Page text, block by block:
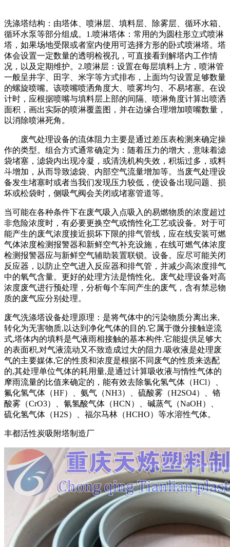
洗涤塔结构：由塔体、喷淋层、填料层、除雾层、循环水箱、
循环水泵等部分组成。1.喷淋塔体：常用的为圆柱形立式喷淋
塔，如果场地受限或者室内使用可选择方形的卧式喷淋塔。塔
体会设置一定数量的透明检视孔，可直接看到解塔内工作情
况，以及定期维护。2.喷淋层：设置在每层填料上方，喷淋管
一般呈井字、田字、米字等方式排布，上面均匀设置足够数量
的螺旋喷嘴。该喷嘴喷洒角度大、喷雾均匀、不易堵塞。在设
计时，应根据喷嘴与填料层上部的间隔、喷淋角度计算出喷洒
面积，画出实际的喷淋覆盖图，并在边缘合理增加喷嘴数量，
以消除喷淋死角。
废气处理设备的流体阻力主要是通过差压表检测来确定操
作的类型。组合方式通常确定为：随着压力的增大，意味着滤
袋堵塞，滤袋内出现冷凝，或清洗机构失效，积垢过多，或料
斗增加，从而导致滤袋、内部空气流量增加等。当废气处理设
备发生堵塞时或者当我们发现压力较低，使设备出现问题、损
坏或松袋时，侧吸气阀会关闭或堵塞管道等。
当可能在各种条件下在废气吸入点吸入的易燃物质的浓度超过
非危险浓度时，有必要更换空气或惰性化工艺或设备。对于可
能产生的废气浓度接近损坏下限的排气管线，应在线安装可燃
气体浓度检测报警器和新鲜空气补充设施，在线可燃气体浓度
检测报警器应与新鲜空气辅助装置联锁。设备。应尽可能关闭
反应器，以防止空气进入反应器和排气管，并减少高浓度排气
中的氧气含量。更好的处理方法是惰性化。废气处理设备对高
浓度废气进行预处理，分析每个车间产生的废气，含有禁忌物
质的废气应分别处理。
废气洗涤塔设备处理原理：是将气体中的污染物质分离出来,
转化为无害物质,以达到净化气体的目的.它属于微分接触逆流
式,塔体内的填料是气液雨相接触的基本构件.它能提供足够大
的表面积,对气液流动又不致造成过大的阻力.吸收液是处理废
气的主要媒体,它的性质和浓度是根据不同废气的性质来选配
的,其处理单位气体的耗用量,是通过计算吸收液与惰性气体的
摩雨流量的比值来确定的，能有效去除氯化氢气体（HCl）、
氟化氢气体（HF）、氨气（NH3）、硫酸雾（H2SO4）、铬
酸雾（CrO3）、氰氢酸气体（HCN）、碱蒸气（NaOH）、
硫化氢气体（H2S）、福尔马林（HCHO）等水溶性气体。
丰都活性炭吸附塔制造厂